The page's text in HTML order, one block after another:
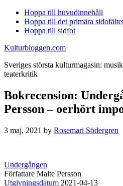
Hoppa till huvudinnehåll
Hoppa till det primära
Hoppa till sidfot
Kulturbloggen.com
Sveriges största kulturmagasin:
teaterkritik
Bokrecension:
Persson – oerhört
3 maj, 2021 by Rosemari Södergren
Undergången
Författare Malte Persson
Utgivningsdatum 2021-04-13